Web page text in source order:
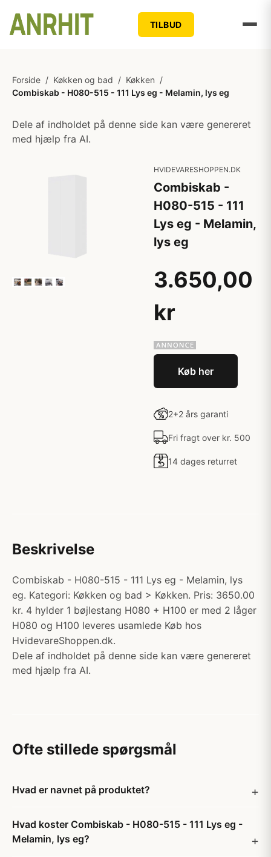
TILBUD
Forside / Køkken og bad / Køkken /
Combiskab - H080-515 - 111 Lys eg - Melamin, lys eg
Dele af indholdet på denne side kan være genereret
med hjælp fra AI.
HVIDEVARESHOPPEN.DK
Combiskab -
H080-515 - 111
Lys eg - Melamin,
lys eg
3.650,00
kr
Køb her
2+2 års garanti
Fri fragt over kr. 500
14 dages returret
Beskrivelse
Combiskab - H080-515 - 111 Lys eg - Melamin, lys
eg. Kategori: Køkken og bad > Køkken. Pris: 3650.00
kr. 4 hylder 1 bøjlestang H080 + H100 er med 2 låger
H080 og H100 leveres usamlede Køb hos
HvidevareShoppen.dk.
Dele af indholdet på denne side kan være genereret
med hjælp fra AI.
Ofte stillede spørgsmål
Hvad er navnet på produktet?
Hvad koster Combiskab - H080-515 - 111 Lys eg -
Melamin, lys eg?